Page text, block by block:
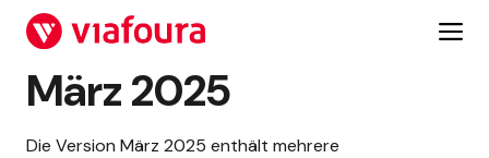
Inhalt
März 2025
Die Version März 2025 enthält mehrere